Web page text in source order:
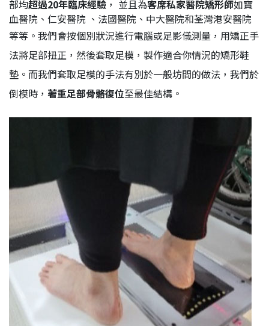
部均超過20年臨床經驗 ， 並且為客席私家醫院矯形師如寶
血醫院、仁安醫院 、法國醫院、中大醫院和荃灣港安醫院
等等。 我們會按個別狀況進行電腦或足影儀測量，用矯正手
法將足部扭正，然後套取足模，製作適合你情況的矯形鞋
墊。而我們套取足模的手法有別於一般坊間的做法，我們於
倒模時， 著重足部骨骼復位至最佳結構。